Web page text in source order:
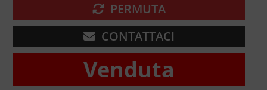
PERMUTA
CONTATTACI
Venduta